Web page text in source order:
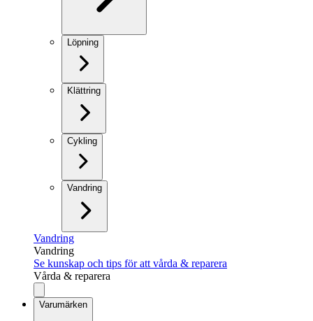
Löpning
Klättring
Cykling
Vandring
Vandring
Vandring
Se kunskap och tips för att vårda & reparera
Vårda & reparera
Varumärken